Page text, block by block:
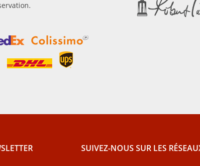
SUIVEZ-NOUS SUR LES